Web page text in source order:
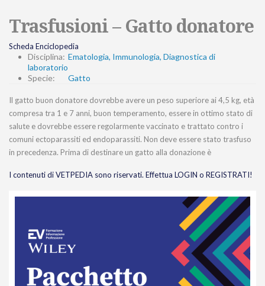
Trasfusioni – Gatto donatore
Scheda Enciclopedia
Disciplina: Ematologia, Immunologia, Diagnostica di
laboratorio
Specie:
Gatto
Il gatto buon donatore dovrebbe avere un peso superiore ai 4,5 kg, età
compresa tra 1 e 7 anni, buon temperamento, essere in ottimo stato di
salute e dovrebbe essere regolarmente vaccinato e trattato contro i
comuni ectoparassiti ed endoparassiti. Non deve essere stato trasfuso
in precedenza. Prima di destinare un gatto alla donazione è
I contenuti di VETPEDIA sono riservati. Effettua LOGIN o REGISTRATI!